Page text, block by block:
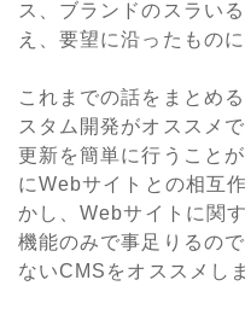
ス、ブランドのスラい
え、要望に沿ったものに
これまでの話をまとめ
スタム開発がオススメ
更新を簡単に行うこと
にWebサイトとの相互
かし、Webサイトに関
機能のみで事足りるの
ないCMSをオススメし